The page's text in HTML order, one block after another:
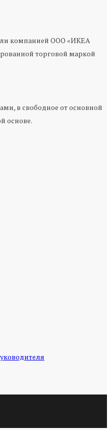
компанией ООО «ИКЕА
торговой маркой
в свободное от основной
основе.